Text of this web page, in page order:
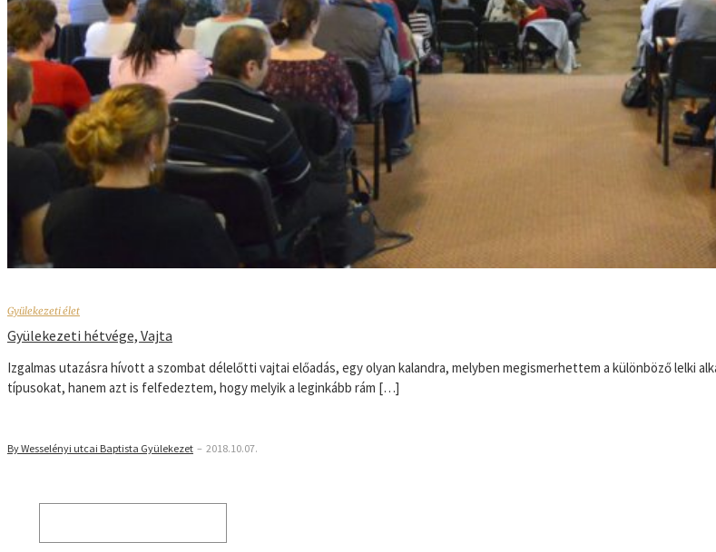
Gyülekezeti élet
Gyülekezeti hétvége, Vajta
Izgalmas utazásra hívott a szombat délelőtti vajtai előadás, egy olyan kalandra, melyben megismerhettem a különböző
típusokat, hanem azt is felfedeztem, hogy melyik a leginkább rám […]
By Wesselényi utcai Baptista Gyülekezet – 2018.10.07.